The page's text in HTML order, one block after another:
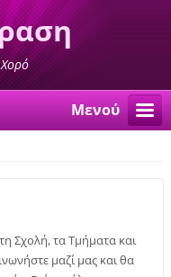
Μενού
Σχολή, τα Τμήματα και
μαζί μας και θα